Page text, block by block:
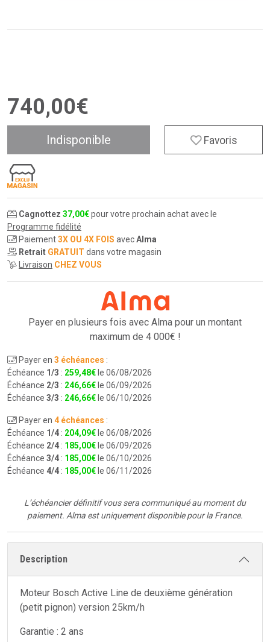
740,00€
Indisponible Favoris
Cagnottez 37,00€pour votre prochain achat avec le
Programme fidélité
Paiement3X OU 4X FOIS avecAlma
Retrait GRATUIT dans votre magasin
Livraison CHEZ VOUS
Payer en plusieurs fois avec Alma pour un montant
maximum de 4 000€ !
Payer en 3 échéances :
Échéance 1/3 : 259,48€ le 06/08/2026
Échéance 2/3 : 246,66€ le 06/09/2026
Échéance 3/3 : 246,66€ le 06/10/2026
Payer en 4 échéances :
Échéance 1/4 : 204,09€ le 06/08/2026
Échéance 2/4 : 185,00€ le 06/09/2026
Échéance 3/4 : 185,00€ le 06/10/2026
Échéance 4/4 : 185,00€ le 06/11/2026
L’échéancier définitif vous sera communiqué au moment du
paiement. Alma est uniquement disponible pour la France.
Description
Moteur Bosch Active Line de deuxième génération
(petit pignon) version 25km/h
Garantie : 2 ans